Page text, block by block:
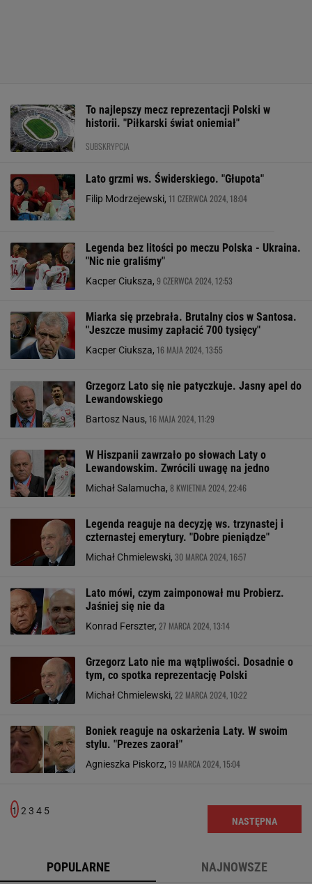
To najlepszy mecz reprezentacji Polski w
historii. "Piłkarski świat oniemiał"
SUBSKRYPCJA
Lato grzmi ws. Świderskiego. "Głupota"
Filip Modrzejewski, 11 CZERWCA 2024, 18:04
Legenda bez litości po meczu Polska - Ukraina.
"Nic nie graliśmy"
Kacper Ciuksza, 9 CZERWCA 2024, 12:53
Miarka się przebrała. Brutalny cios w Santosa.
"Jeszcze musimy zapłacić 700 tysięcy"
Kacper Ciuksza, 16 MAJA 2024, 13:55
Grzegorz Lato się nie patyczkuje. Jasny apel do
Lewandowskiego
Bartosz Naus, 16 MAJA 2024, 11:29
W Hiszpanii zawrzało po słowach Laty o
Lewandowskim. Zwrócili uwagę na jedno
Michał Salamucha, 8 KWIETNIA 2024, 22:46
Legenda reaguje na decyzję ws. trzynastej i
czternastej emerytury. "Dobre pieniądze"
Michał Chmielewski, 30 MARCA 2024, 16:57
Lato mówi, czym zaimponował mu Probierz.
Jaśniej się nie da
Konrad Ferszter, 27 MARCA 2024, 13:14
Grzegorz Lato nie ma wątpliwości. Dosadnie o
tym, co spotka reprezentację Polski
Michał Chmielewski, 22 MARCA 2024, 10:22
Boniek reaguje na oskarżenia Laty. W swoim
stylu. "Prezes zaorał"
Agnieszka Piskorz, 19 MARCA 2024, 15:04
1 2 3 4 5
NASTĘPNA
POPULARNE NAJNOWSZE